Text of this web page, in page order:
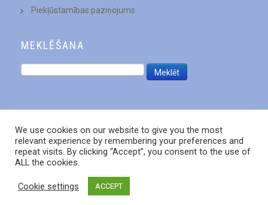
Piekļūstamības paziņojums
MEKLĒŠANA
We use cookies on our website to give you the most
relevant experience by remembering your preferences and
repeat visits. By clicking “Accept”, you consent to the use of
ALL the cookies.
Cookie settings ACCEPT